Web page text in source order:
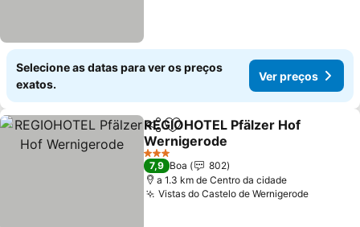
Selecione as datas para ver os preços
exatos.
Ver preços
PartilharAdicionar aos favoritos
REGIOHOTEL Pfälzer Hof
Wernigerode
3 Estrelas
7,9 Boa
802
a 1.3 km de Centro da cidade
Vistas do Castelo de Wernigerode